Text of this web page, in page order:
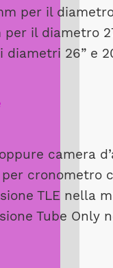
per il diametro
il diametro
26” e
camera
per
TLE nella
Tube Only